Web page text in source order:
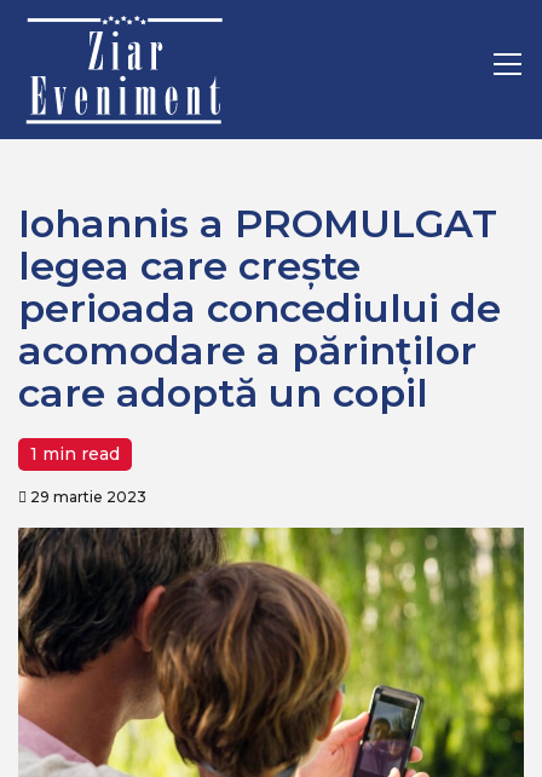
Politica
Iohannis a PROMULGAT legea care crește perioada
concediului de acomodare a părinților care adoptă un copil
Iohannis a PROMULGAT
legea care crește
perioada concediului de
acomodare a părinților
care adoptă un copil
1 min read
29 martie 2023